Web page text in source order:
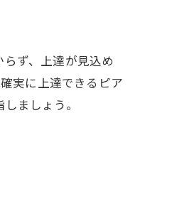
ず、上達が見込め
実に上達できるピア
ましょう。